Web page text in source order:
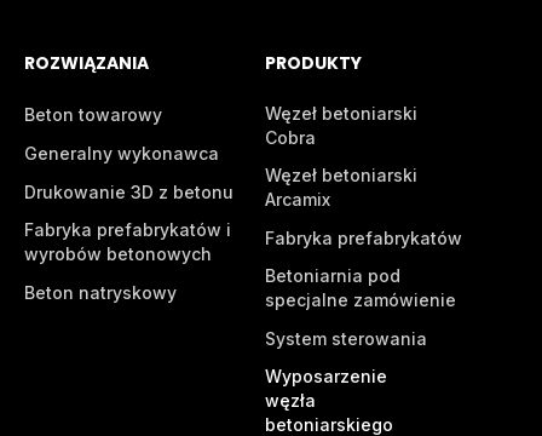
ROZWIĄZANIA
Beton towarowy
Generalny wykonawca
Drukowanie 3D z betonu
Fabryka prefabrykatów i
wyrobów betonowych
Beton natryskowy
PRODUKTY
Węzeł betoniarski
Cobra
Węzeł betoniarski
Arcamix
Fabryka prefabrykatów
Betoniarnia pod
specjalne zamówienie
System sterowania
Wyposarzenie
węzła
betoniarskiego